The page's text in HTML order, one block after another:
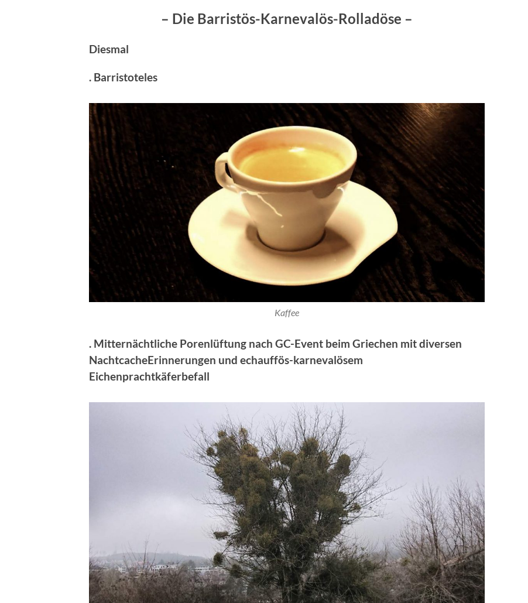
– Die Barristös-Karnevalös-Rolladöse –
Diesmal
. Barristoteles
Kaffee
. Mitternächtliche Porenlüftung nach GC-Event beim Griechen mit diversen
NachtcacheErinnerungen und echauffös-karnevalösem
Eichenprachtkäferbefall